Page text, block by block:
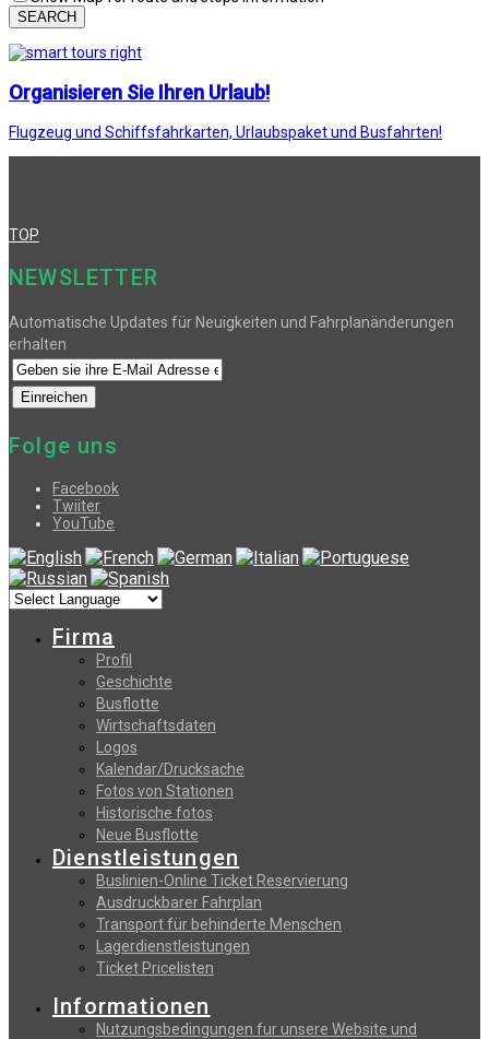
SEARCH
Organisieren Sie Ihren Urlaub!
Flugzeug und Schiffsfahrkarten, Urlaubspaket und Busfahrten!
TOP
NEWSLETTER
Automatische Updates für Neuigkeiten und Fahrplanänderungen
erhalten
Folge uns
Facebook
Twiiter
YouTube
Firma
Profil
Geschichte
Busflotte
Wirtschaftsdaten
Logos
Kalendar/Drucksache
Fotos von Stationen
Historische fotos
Neue Busflotte
Dienstleistungen
Buslinien-Online Ticket Reservierung
Αusdruckbarer Fahrplan
Transport für behinderte Menschen
Lagerdienstleistungen
Ticket Pricelisten
Informationen
Nutzungsbedingungen fur unsere Website und